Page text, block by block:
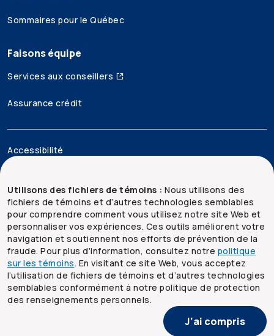
Utilisons des fichiers de témoins : Nous utilisons des
fichiers de témoins et d’autres technologies semblables
pour comprendre comment vous utilisez notre site Web et
personnaliser vos expériences. Ces outils améliorent votre
navigation et soutiennent nos efforts de prévention de la
fraude. Pour plus d’information, consultez notre politique
sur les témoins. En visitant ce site Web, vous acceptez
l’utilisation de fichiers de témoins et d’autres technologies
semblables conformément à notre politique de protection
des renseignements personnels.
J’ai compris
Sommaires pour le Québec
Faisons équipe
Services aux conseillers
Assurance crédit
Accessibilité
Sécurité et confidentialité
Plan du site
2026